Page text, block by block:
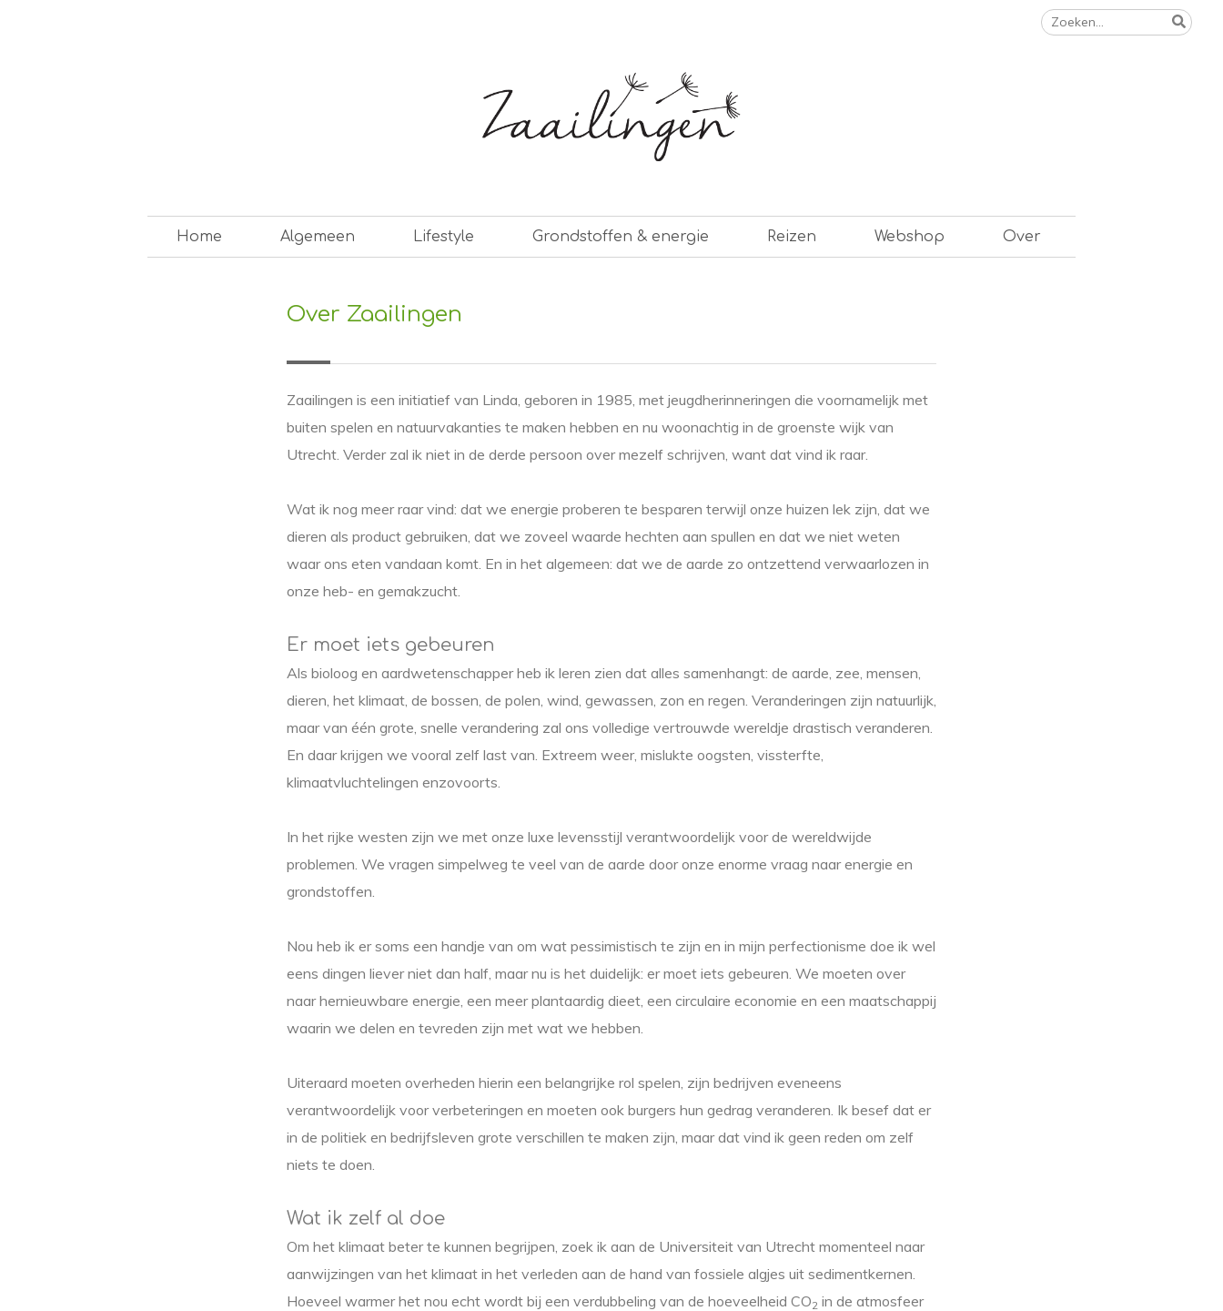
Zoeken
naar:
Home Algemeen Lifestyle Grondstoffen & energie Reizen Webshop Over
Over Zaailingen
Zaailingen is een initiatief van Linda, geboren in 1985, met jeugdherinneringen die voornamelijk met
buiten spelen en natuurvakanties te maken hebben en nu woonachtig in de groenste wijk van
Utrecht. Verder zal ik niet in de derde persoon over mezelf schrijven, want dat vind ik raar.
Wat ik nog meer raar vind: dat we energie proberen te besparen terwijl onze huizen lek zijn, dat we
dieren als product gebruiken, dat we zoveel waarde hechten aan spullen en dat we niet weten
waar ons eten vandaan komt. En in het algemeen: dat we de aarde zo ontzettend verwaarlozen in
onze heb- en gemakzucht.
Er moet iets gebeuren
Als bioloog en aardwetenschapper heb ik leren zien dat alles samenhangt: de aarde, zee, mensen,
dieren, het klimaat, de bossen, de polen, wind, gewassen, zon en regen. Veranderingen zijn natuurlijk,
maar van één grote, snelle verandering zal ons volledige vertrouwde wereldje drastisch veranderen.
En daar krijgen we vooral zelf last van. Extreem weer, mislukte oogsten, vissterfte,
klimaatvluchtelingen enzovoorts.
In het rijke westen zijn we met onze luxe levensstijl verantwoordelijk voor de wereldwijde
problemen. We vragen simpelweg te veel van de aarde door onze enorme vraag naar energie en
grondstoffen.
Nou heb ik er soms een handje van om wat pessimistisch te zijn en in mijn perfectionisme doe ik wel
eens dingen liever niet dan half, maar nu is het duidelijk: er moet iets gebeuren. We moeten over
naar hernieuwbare energie, een meer plantaardig dieet, een circulaire economie en een maatschappij
waarin we delen en tevreden zijn met wat we hebben.
Uiteraard moeten overheden hierin een belangrijke rol spelen, zijn bedrijven eveneens
verantwoordelijk voor verbeteringen en moeten ook burgers hun gedrag veranderen. Ik besef dat er
in de politiek en bedrijfsleven grote verschillen te maken zijn, maar dat vind ik geen reden om zelf
niets te doen.
Wat ik zelf al doe
Om het klimaat beter te kunnen begrijpen, zoek ik aan de Universiteit van Utrecht momenteel naar
aanwijzingen van het klimaat in het verleden aan de hand van fossiele algjes uit sedimentkernen.
Hoeveel warmer het nou echt wordt bij een verdubbeling van de hoeveelheid CO2 in de atmosfeer